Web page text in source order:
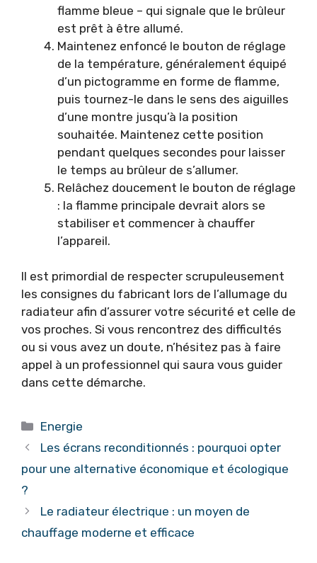
flamme bleue – qui signale que le brûleur
est prêt à être allumé.
Maintenez enfoncé le bouton de réglage
de la température, généralement équipé
d’un pictogramme en forme de flamme,
puis tournez-le dans le sens des aiguilles
d’une montre jusqu’à la position
souhaitée. Maintenez cette position
pendant quelques secondes pour laisser
le temps au brûleur de s’allumer.
Relâchez doucement le bouton de réglage
: la flamme principale devrait alors se
stabiliser et commencer à chauffer
l’appareil.
Il est primordial de respecter scrupuleusement
les consignes du fabricant lors de l’allumage du
radiateur afin d’assurer votre sécurité et celle de
vos proches. Si vous rencontrez des difficultés
ou si vous avez un doute, n’hésitez pas à faire
appel à un professionnel qui saura vous guider
dans cette démarche.
Catégories
Energie
Les écrans reconditionnés : pourquoi opter
pour une alternative économique et écologique
?
Le radiateur électrique : un moyen de
chauffage moderne et efficace